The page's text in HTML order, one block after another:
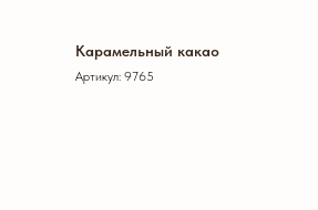
Карамельный какао
Артикул: 9765